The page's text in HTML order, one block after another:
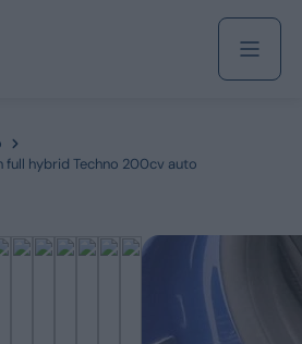
full hybrid Techno 200cv auto